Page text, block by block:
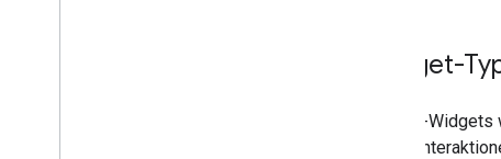
Widget-
Add-on-